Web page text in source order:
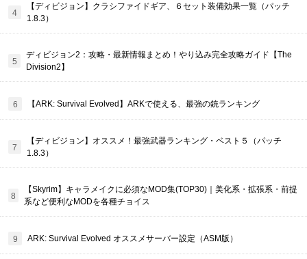
【ディビジョン】クラシファイドギア、６セット装備効果一覧（パッチ
1.8.3）
ディビジョン2：攻略・最新情報まとめ！やり込み完全攻略ガイド【The
Division2】
【ARK: Survival Evolved】ARKで使える、最強の銃ランキング
【ディビジョン】オススメ！最強武器ランキング・ベスト５（パッチ
1.8.3）
【Skyrim】キャラメイクに必須なMOD集(TOP30)｜美化系・拡張系・前提
系など便利なMODを各種チョイス
ARK: Survival Evolved オススメサーバー設定（ASM版）